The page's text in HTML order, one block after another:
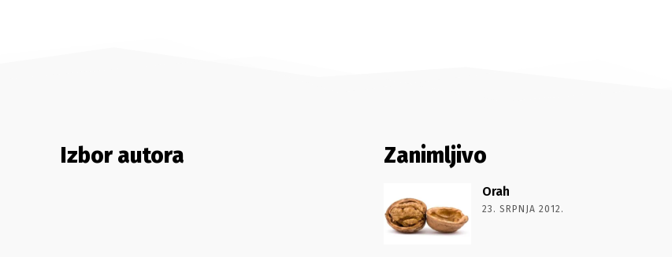
Izbor autora Zanimljivo
Orah
23. SRPNJA 2012.